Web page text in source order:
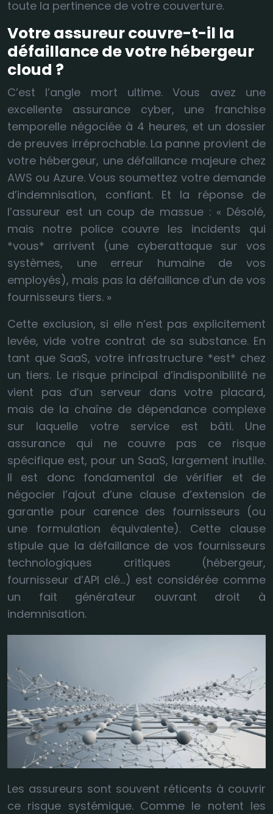
toute la pertinence de votre couverture.
Votre assureur couvre-t-il la
défaillance de votre hébergeur
cloud ?
C’est l’angle mort ultime. Vous avez une
excellente assurance cyber, une franchise
temporelle négociée à 4 heures, et un dossier
de preuves irréprochable. La panne provient de
votre hébergeur, une défaillance majeure chez
AWS ou Azure. Vous soumettez votre demande
d’indemnisation, confiant. Et la réponse de
l’assureur est un coup de massue : « Désolé,
mais notre police couvre les incidents qui
*vous* arrivent (une cyberattaque sur vos
systèmes, une erreur humaine de vos
employés), mais pas la défaillance d’un de vos
fournisseurs tiers. »
Cette exclusion, si elle n’est pas explicitement
levée, vide votre contrat de sa substance. En
tant que SaaS, votre infrastructure *est* chez
un tiers. Le risque principal d’indisponibilité ne
vient pas d’un serveur dans votre placard,
mais de la chaîne de dépendance complexe
sur laquelle votre service est bâti. Une
assurance qui ne couvre pas ce risque
spécifique est, pour un SaaS, largement inutile.
Il est donc fondamental de vérifier et de
négocier l’ajout d’une clause d’extension de
garantie pour carence des fournisseurs (ou
une formulation équivalente). Cette clause
stipule que la défaillance de vos fournisseurs
technologiques critiques (hébergeur,
fournisseur d’API clé…) est considérée comme
un fait générateur ouvrant droit à
indemnisation.
Les assureurs sont souvent réticents à couvrir
ce risque systémique. Comme le notent les